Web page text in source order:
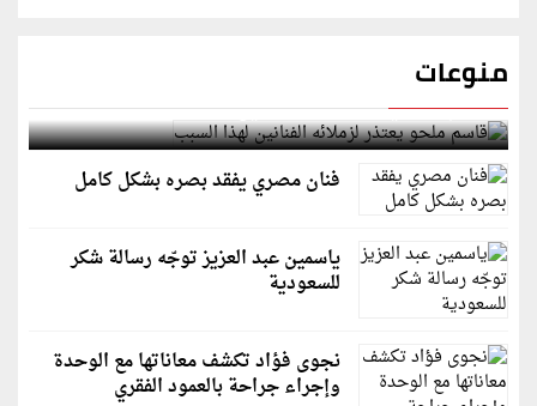
منوعات
قاسم ملحو يعتذر لزملائه الفنانين لهذا السبب
فنان مصري يفقد بصره بشكل كامل
ياسمين عبد العزيز توجّه رسالة شكر
للسعودية
نجوى فؤاد تكشف معاناتها مع الوحدة
وإجراء جراحة بالعمود الفقري